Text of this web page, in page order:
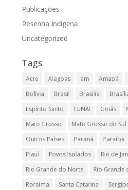
Publicações
Resenha Indígena
Uncategorized
Tags
Acre Alagoas am Amapá
Bolívia
Brasil Brasilia
Espírito Santo
FUNAI Goiás
Mato Grosso
Mato Grosso do Sul
Outros Países
Paraná Paraíba
Piauí
Povos Isolados
Rio de
Rio Grande do Norte
Rio Grande
Roraima
Santa Catarina